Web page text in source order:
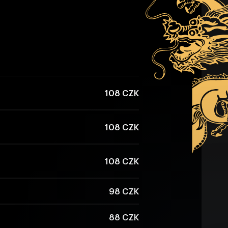
108 CZK
108 CZK
108 CZK
98 CZK
88 CZK